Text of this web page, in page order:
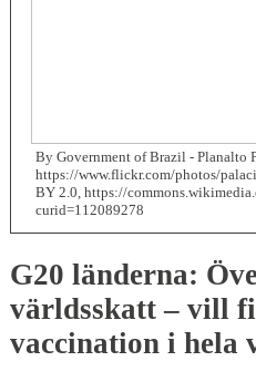
By Government of Brazil - Planalto
https://www.flickr.com/photos/
BY 2.0, https://
curid=112089278
G20 länderna:
världsskatt – vill
vaccination i hela